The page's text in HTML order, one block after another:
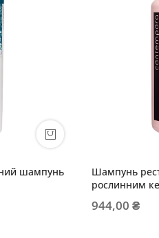
шампунь
Шампунь
рослинним
944,00 ₴